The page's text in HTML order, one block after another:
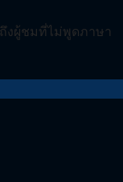
งผู้ชมที่ไม่พูดภาษา